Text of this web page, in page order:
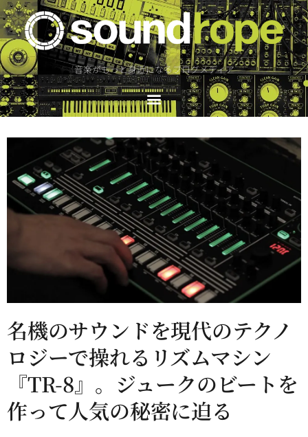
音楽がもっと身近になるブログメディア
名機のサウンドを現代のテクノ
ロジーで操れるリズムマシン
『TR-8』。ジュークのビートを
作って人気の秘密に迫る